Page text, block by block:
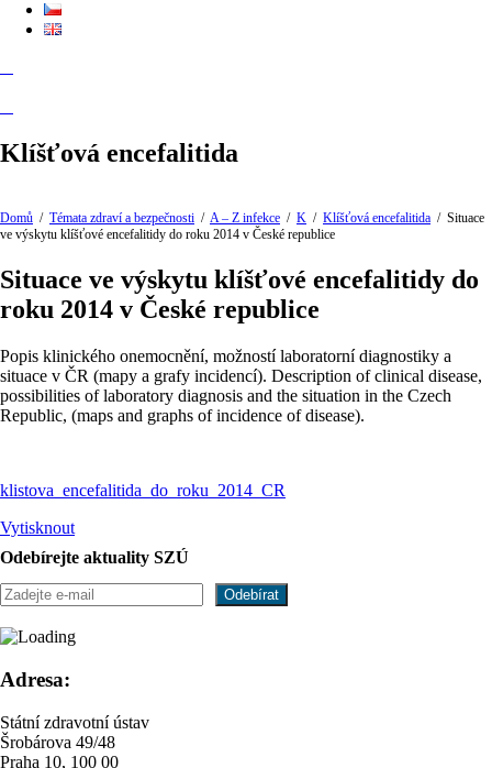
Klíšťová encefalitida
Domů / Témata zdraví a bezpečnosti / A – Z infekce / K / Klíšťová encefalitida / Situace
ve výskytu klíšťové encefalitidy do roku 2014 v České republice
Situace ve výskytu klíšťové encefalitidy do
roku 2014 v České republice
Popis klinického onemocnění, možností laboratorní diagnostiky a
situace v ČR (mapy a grafy incidencí). Description of clinical disease,
possibilities of laboratory diagnosis and the situation in the Czech
Republic, (maps and graphs of incidence of disease).
klistova_encefalitida_do_roku_2014_CR
Vytisknout
Odebírejte aktuality SZÚ
Adresa:
Státní zdravotní ústav
Šrobárova 49/48
Praha 10, 100 00